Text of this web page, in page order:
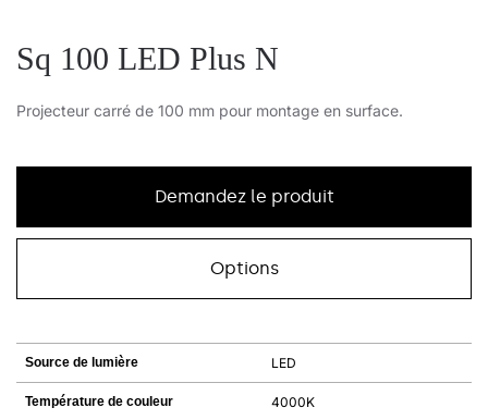
Sq 100 LED Plus N
Projecteur carré de 100 mm pour montage en surface.
Demandez le produit
Options
Source de lumière LED
Température de couleur 4000K